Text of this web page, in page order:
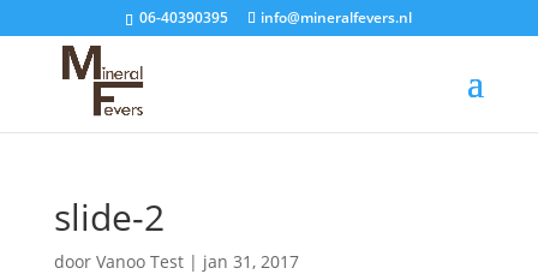
06-40390395 info@mineralfevers.nl
slide-2
door Vanoo Test| jan 31, 2017